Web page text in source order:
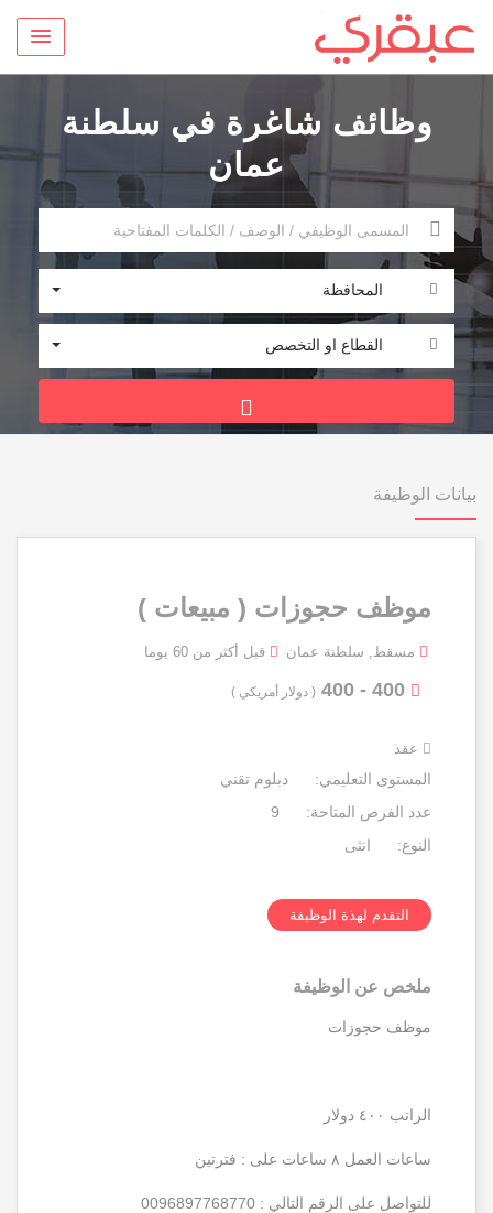
وظائف شاغرة في سلطنة
عمان
المحافظة
القطاع او التخصص
بيانات الوظيفة
موظف حجوزات ( مبيعات )
مسقط, سلطنة عمان قبل أكثر من 60 يوما
( دولار أمريكي )
عقد
المستوى التعليمي:
دبلوم تقني
عدد الفرص المتاحة:
9
النوع:
انثى
التقدم لهذة الوظيفة
ملخص عن الوظيفة
موظف حجوزات
الراتب ٤٠٠ دولار
ساعات العمل ٨ ساعات على : فترتين
للتواصل على الرقم التالي : 0096897768770